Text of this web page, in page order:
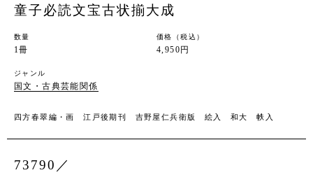
童子必読文宝古状揃大成
数量
1冊
価格（税込）
4,950円
ジャンル
国文・古典芸能関係
四方春翠編・画 江戸後期刊 吉野屋仁兵衛版 絵入 和大 帙入
73790／